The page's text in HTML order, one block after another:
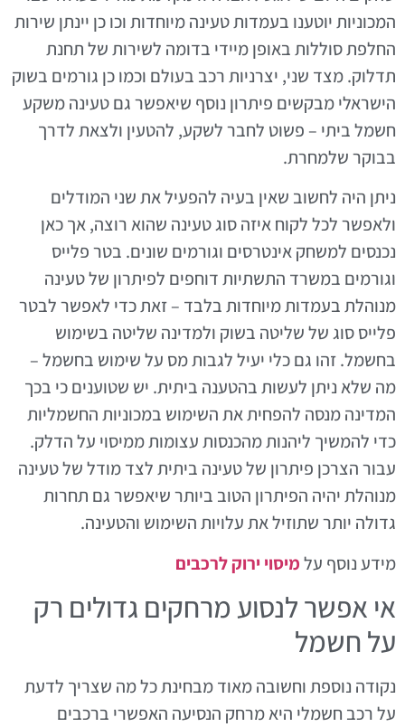
המכוניות יוטענו בעמדות טעינה מיוחדות וכו כן יינתן שירות
החלפת סוללות באופן מיידי בדומה לשירות של תחנת
תדלוק. מצד שני, יצרניות רכב בעולם וכמו כן גורמים בשוק
הישראלי מבקשים פיתרון נוסף שיאפשר גם טעינה משקע
חשמל ביתי – פשוט לחבר לשקע, להטעין ולצאת לדרך
בבוקר שלמחרת.
ניתן היה לחשוב שאין בעיה להפעיל את שני המודלים
ולאפשר לכל לקוח איזה סוג טעינה שהוא רוצה, אך כאן
נכנסים למשחק אינטרסים וגורמים שונים. בטר פלייס
וגורמים במשרד התשתיות דוחפים לפיתרון של טעינה
מנוהלת בעמדות מיוחדות בלבד – זאת כדי לאפשר לבטר
פלייס סוג של שליטה בשוק ולמדינה שליטה בשימוש
בחשמל. זהו גם כלי יעיל לגבות מס על שימוש בחשמל –
מה שלא ניתן לעשות בהטענה ביתית. יש שטוענים כי בכך
המדינה מנסה להפחית את השימוש במכוניות החשמליות
כדי להמשיך ליהנות מהכנסות עצומות ממיסוי על הדלק.
עבור הצרכן פיתרון של טעינה ביתית לצד מודל של טעינה
מנוהלת יהיה הפיתרון הטוב ביותר שיאפשר גם תחרות
גדולה יותר שתוזיל את עלויות השימוש והטעינה.
מידע נוסף עלמיסוי ירוק לרכבים
אי אפשר לנסוע מרחקים גדולים רק
על חשמל
נקודה נוספת וחשובה מאוד מבחינת כל מה שצריך לדעת
על רכב חשמלי היא מרחק הנסיעה האפשרי ברכבים